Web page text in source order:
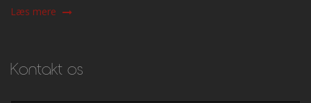
Læs mere
Kontakt os